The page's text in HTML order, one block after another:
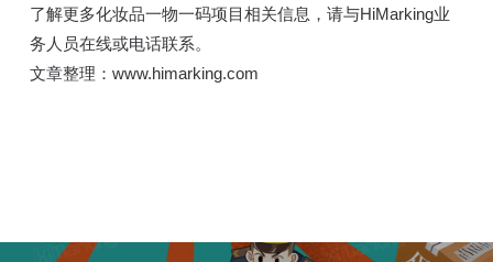
了解更多化妆品一物一码项目相关信息，请与HiMarking业
务人员在线或电话联系。
文章整理：www.himarking.com